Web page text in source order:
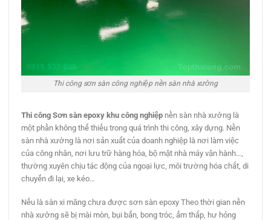
Thi công sơn sàn công nghiệp nền sàn nhà xưởng
Thi công Sơn sàn epoxy khu công nghiệp nền sàn nhà xưởng là
một phần không thể thiếu trong quá trình thi công, xây dựng. Nền
sàn nhà xưởng là nơi sản xuất của doanh nghiệp là nơi làm việc
của công nhân, nơi lưu trữ hàng hóa, bộ mặt nhà máy vận hành…,
thường xuyên chịu tác động của ngoại lực, môi trường hóa chất, di
chuyển đi lại, xe kéo…
Nếu là sàn xi măng chưa được sơn sàn epoxy Theo thời gian nền
nhà xưởng sẽ bị mài mòn, bụi bẩn, bong tróc, ẩm thấp, hư hỏng